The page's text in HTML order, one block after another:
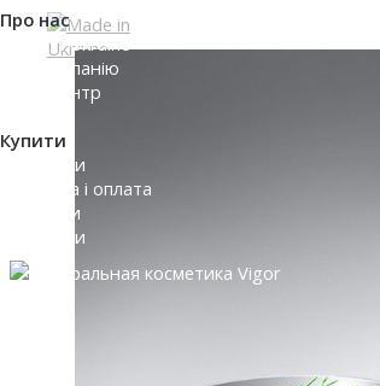
Про нас
Made in Ukraine
Про компанію
Прес-центр
Купити
Де купити
Доставка і оплата
Контакти
Партнери